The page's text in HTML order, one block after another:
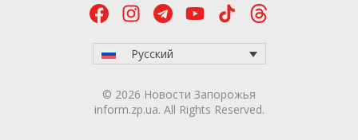
Русский
© 2026 Новости Запорожья
inform.zp.ua. All Rights Reserved.